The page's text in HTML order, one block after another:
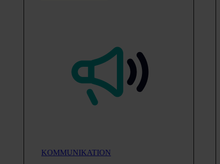
KOMMUNIKATION